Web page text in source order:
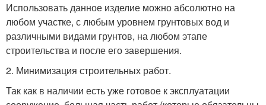
Использовать данное изделие можно абсолютно на
любом участке, с любым уровнем грунтовых вод и
различными видами грунтов, на любом этапе
строительства и после его завершения.
2. Минимизация строительных работ.
Так как в наличии есть уже готовое к эксплуатации